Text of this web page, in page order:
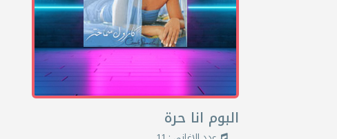
البوم انا حرة